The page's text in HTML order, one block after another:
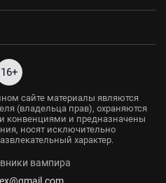
16+
сайте материалы являются
(владельца прав), охраняются
и предназначены
носят исключительно
характер.
вампира